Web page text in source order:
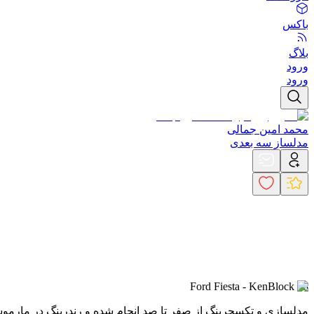
باکس
بلاگ
ورود
ورود
محمد امین جمالی
مدلساز سه بعدی
Ford Fiesta - KenBlock 43
مدلسازی و تکسچرینگ از صفر تا صد انجام شده و رندرینگ در